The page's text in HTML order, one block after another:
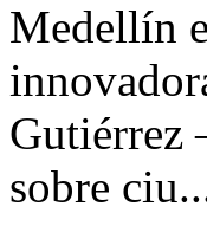
Medellín
Gutiérrez
sobre